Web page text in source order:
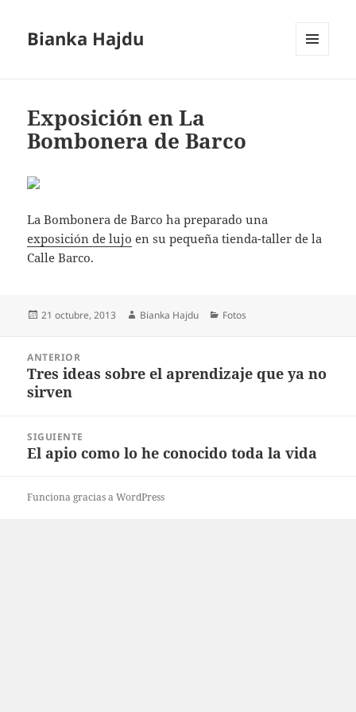
Bianka Hajdu
Exposición en La
Bombonera de Barco
La Bombonera de Barco ha preparado una
exposición de lujo en su pequeña tienda-taller de la
Calle Barco.
Publicado
21 octubre, 2013 Autor
Bianka Hajdu Categorías
Fotos
entradas
ANTERIOR
Entrada
anterior:
Tres ideas sobre el aprendizaje que ya no
sirven
SIGUIENTE
Entrada
El apio como lo he conocido toda la vida
Funciona gracias a WordPress